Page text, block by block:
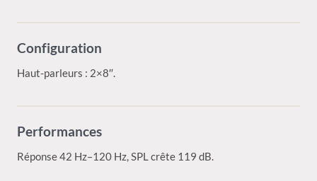
Configuration
Haut-parleurs : 2×8″.
Performances
Réponse 42 Hz–120 Hz, SPL crête 119 dB.